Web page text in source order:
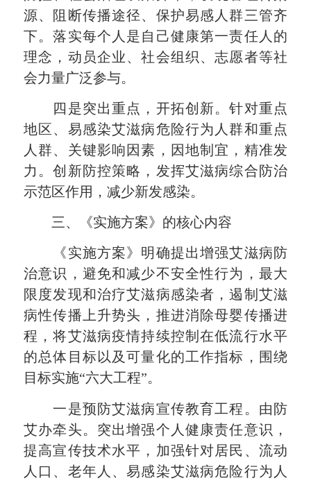
源、阻断传播途径、保护易感人群三管齐
下。落实每个人是自己健康第一责任人的
理念，动员企业、社会组织、志愿者等社
会力量广泛参与。
四是突出重点，开拓创新。针对重点
地区、易感染艾滋病危险行为人群和重点
人群、关键影响因素，因地制宜，精准发
力。创新防控策略，发挥艾滋病综合防治
示范区作用，减少新发感染。
三、《实施方案》的核心内容
《实施方案》明确提出增强艾滋病防
治意识，避免和减少不安全性行为，最大
限度发现和治疗艾滋病感染者，遏制艾滋
病性传播上升势头，推进消除母婴传播进
程，将艾滋病疫情持续控制在低流行水平
的总体目标以及可量化的工作指标，围绕
目标实施“六大工程”。
一是预防艾滋病宣传教育工程。由防
艾办牵头。突出增强个人健康责任意识，
提高宣传技术水平，加强针对居民、流动
人口、老年人、易感染艾滋病危险行为人